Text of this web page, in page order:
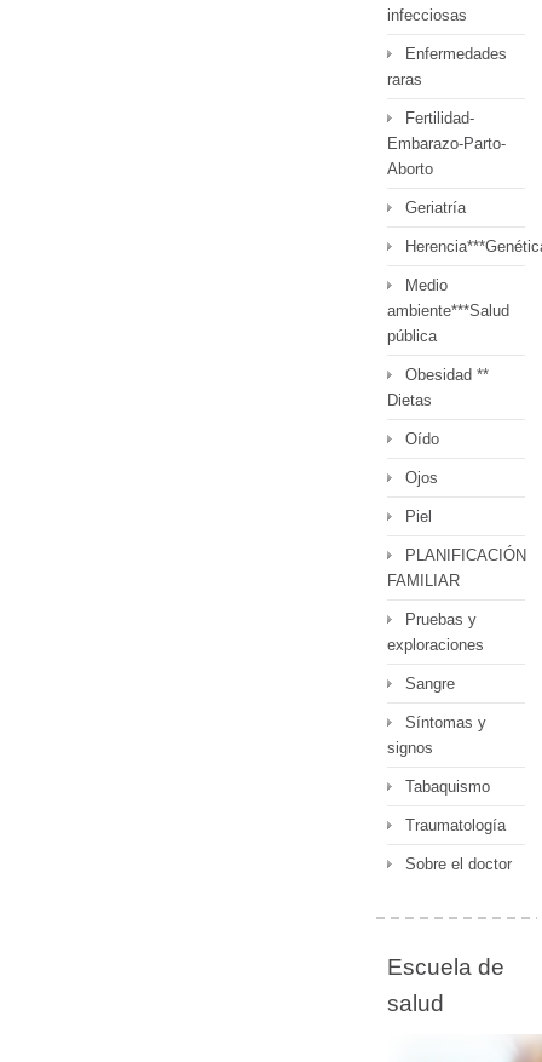
infecciosas
Enfermedades
raras
Fertilidad-
Embarazo-Parto-
Aborto
Geriatría
Medio
ambiente***Salud
pública
Obesidad **
Dietas
Oído
Ojos
Piel
PLANIFICACIÓN
FAMILIAR
Pruebas y
exploraciones
Sangre
Síntomas y
signos
Tabaquismo
Traumatología
Sobre el doctor
Escuela de
salud